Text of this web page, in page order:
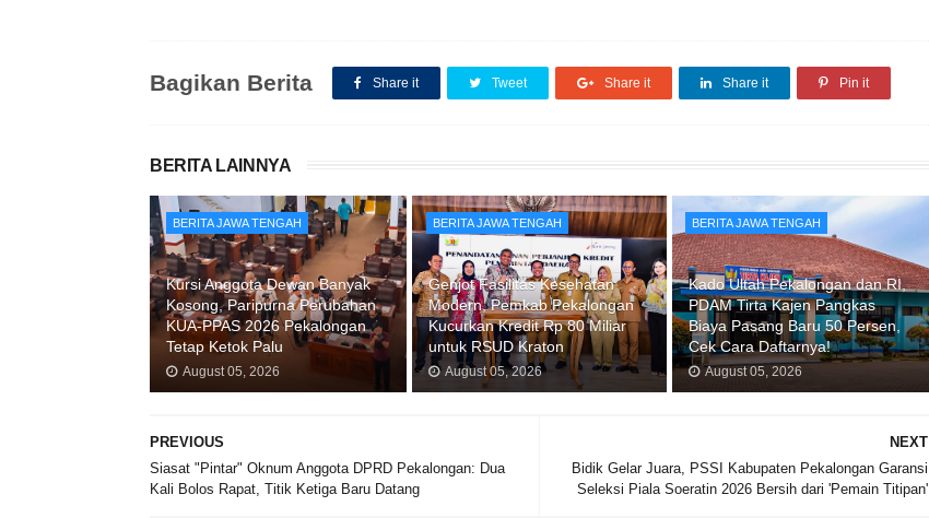
Bagikan Berita Share it Tweet Share it Share it Pin it
BERITA LAINNYA
BERITA JAWA TENGAH
Kursi Anggota Dewan Banyak
Kosong, Paripurna Perubahan
KUA-PPAS 2026 Pekalongan
Tetap Ketok Palu
August 05, 2026
BERITA JAWA TENGAH
Genjot Fasilitas Kesehatan
Modern, Pemkab Pekalongan
Kucurkan Kredit Rp 80 Miliar
untuk RSUD Kraton
August 05, 2026
BERITA JAWA TENGAH
Kado Ultah Pekalongan dan RI,
PDAM Tirta Kajen Pangkas
Biaya Pasang Baru 50 Persen,
Cek Cara Daftarnya!
August 05, 2026
NEXT
Bidik Gelar Juara, PSSI Kabupaten Pekalongan Garansi
Seleksi Piala Soeratin 2026 Bersih dari 'Pemain Titipan'
PREVIOUS
Siasat "Pintar" Oknum Anggota DPRD Pekalongan: Dua
Kali Bolos Rapat, Titik Ketiga Baru Datang